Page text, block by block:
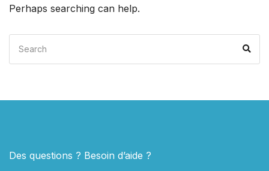
Perhaps searching can help.
Search
for:
Des questions ? Besoin d’aide ?